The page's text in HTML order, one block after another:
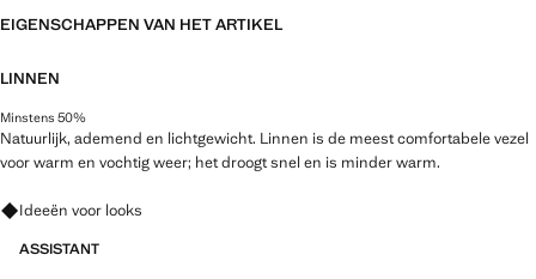
EIGENSCHAPPEN VAN HET ARTIKEL
LINNEN
Minstens 50%
Natuurlijk, ademend en lichtgewicht. Linnen is de meest comfortabele vezel
voor warm en vochtig weer; het droogt snel en is minder warm.
Vraag om outfitideeën, kledingstukken en trends
Ideeën voor looks
ASSISTANT